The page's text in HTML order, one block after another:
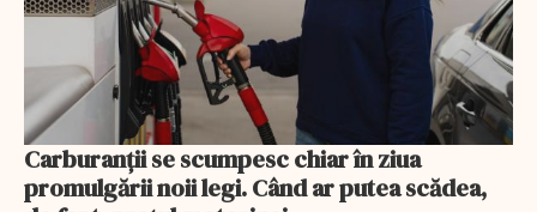
Carburanții se scumpesc chiar în ziua
promulgării noii legi. Când ar putea scădea,